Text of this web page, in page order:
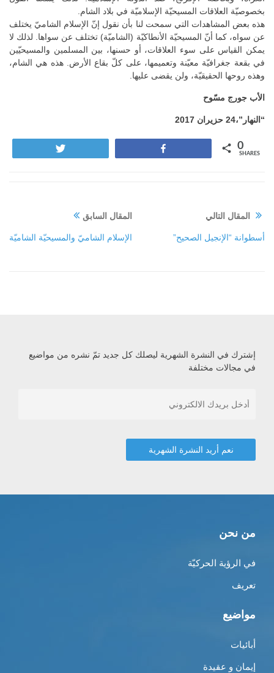
بخصوصيّة العلاقات المسيحيّة الإسلاميّة في بلاد الشام.
هذه بعض المشاهدات التي سمحت لنا بأن نقول إنّ الإسلام الشاميّ يختلف
عن سواه، كما أنّ المسيحيّة الأنطاكيّة (الشاميّة) تختلف عن سواها. لذلك لا
يمكن القياس على سوء العلاقات، أو حسنها، بين المسلمين والمسيحيّين
في بقعة جغرافيّة معيّنة وتعميمها، على كلّ بقاع الأرض. هذه هي الشام،
وهذه روحها الحقيقيّة، ولن يقضى عليها.
الأب جورج مسّوح
“النهار”،24 حزيران 2017
0
SHARES
المقال السابق
الإسلام الشاميّ والمسيحيّة الشاميّة
المقال التالي
أسطوانة “الإنجيل الصحيح”
إشترك في النشرة الشهرية ليصلك كل جديد تمّ نشره من مواضيع
في مجالات مختلفة
من نحن
في الرؤية الحركيّة
تعريف
مواضيع
أبائيات
إيمان و عقيدة